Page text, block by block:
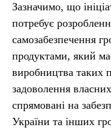
Зазначимо, що
потребує
самозабезпечення
продуктами, який
виробництва таких
задоволення
спрямовані на
України та інших